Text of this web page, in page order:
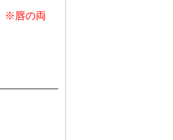
※唇の両